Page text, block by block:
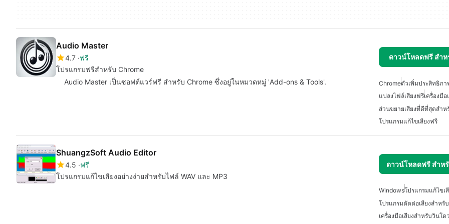
Audio Master
4.7 ฟรี
โปรแกรมฟรีสำหรับ Chrome
ดาวน์โหลดฟรี สำ
Audio Master เป็นซอฟต์แวร์ฟรี สำหรับ Chrome ซึ่งอยู่ในหมวดหมู่ 'Add-ons & Tools'. Chromeตัวเพิ่มประสิทธิภา
แปลงไฟล์เสียงฟรีเครื่องมือ
ส่วนขยายเสียงที่ดีที่สุดสำห
โปรแกรมแก้ไขเสียงฟรี
ShuangzSoft Audio Editor
4.5 ฟรี
โปรแกรมแก้ไขเสียงอย่างง่ายสำหรับไฟล์ WAV และ MP3
ดาวน์โหลดฟรี สำห
Windowsโปรแกรมแก้ไขเ
โปรแกรมตัดต่อเสียงสำหรั
เครื่องมือเสียงสำหรับวินโด